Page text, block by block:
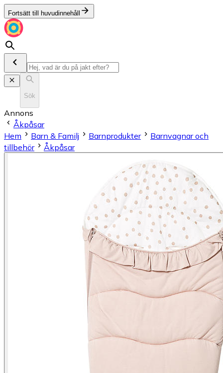
Fortsätt till huvudinnehåll
Sök
Annons
Åkpåsar
Hem
Barn & Familj Barnprodukter
Barnvagnar och
tillbehör
Åkpåsar